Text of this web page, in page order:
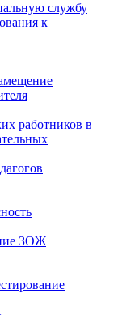
службу
к
работников в
ЗОЖ